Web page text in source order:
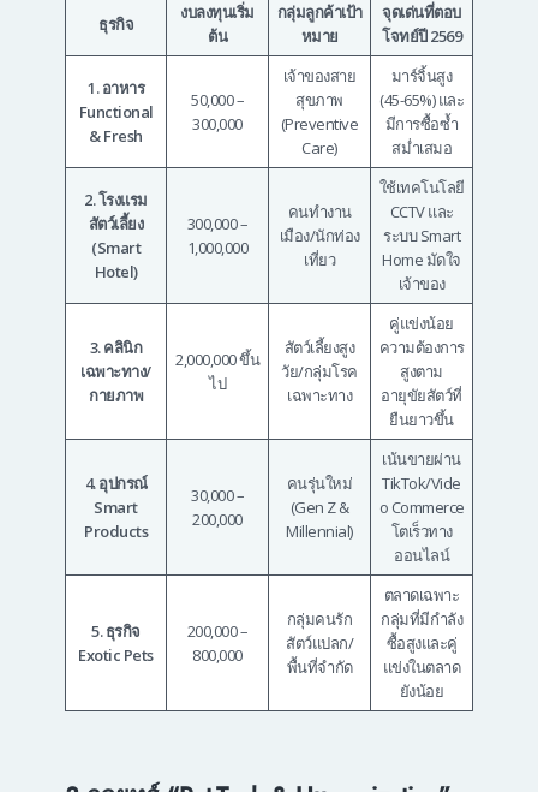
ธุรกิจ
งบลงทุนเริ่ม
ต้น
กลุ่มลูกค้าเป้า
หมาย
จุดเด่นที่ตอบ
โจทย์ปี 2569
1. อาหาร
Functional
& Fresh
50,000 –
300,000
เจ้าของสาย
สุขภาพ
(Preventive
Care)
มาร์จิ้นสูง
(45-65%) และ
มีการซื้อซ้ำ
สม่ำเสมอ
2. โรงแรม
สัตว์เลี้ยง
(Smart
Hotel)
300,000 –
1,000,000
คนทำงาน
เมือง/นักท่อง
เที่ยว
ใช้เทคโนโลยี
CCTV และ
ระบบ Smart
Home มัดใจ
เจ้าของ
3. คลินิก
เฉพาะทาง/
กายภาพ
2,000,000 ขึ้น
ไป
สัตว์เลี้ยงสูง
วัย/กลุ่มโรค
เฉพาะทาง
คู่แข่งน้อย
ความต้องการ
สูงตาม
อายุขัยสัตว์ที่
ยืนยาวขึ้น
4. อุปกรณ์
Smart
Products
30,000 –
200,000
คนรุ่นใหม่
(Gen Z &
Millennial)
เน้นขายผ่าน
TikTok/Vide
o Commerce
โตเร็วทาง
ออนไลน์
5. ธุรกิจ
Exotic Pets
200,000 –
800,000
กลุ่มคนรัก
สัตว์แปลก/
พื้นที่จำกัด
ตลาดเฉพาะ
กลุ่มที่มีกำลัง
ซื้อสูงและคู่
แข่งในตลาด
ยังน้อย